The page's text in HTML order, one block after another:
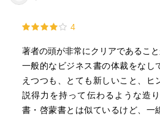
4
著者の頭が非常にクリアであること
一般的なビジネス書の体裁をなし
えつつも、とても新しいこと、ヒ
説得力を持って伝わるような造
書・啓蒙書とは似ているけど、一